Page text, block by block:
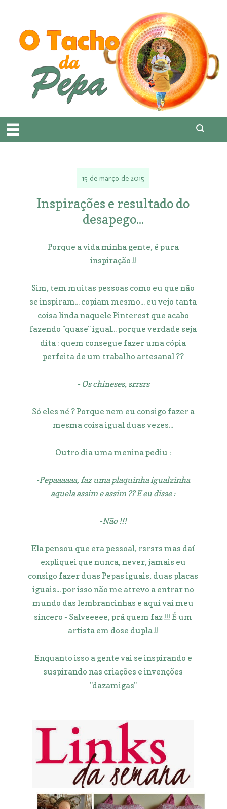
15 de março de 2015
Inspirações e resultado do
desapego...
Porque a vida minha gente, é pura
inspiração !!
Sim, tem muitas pessoas como eu que não
se inspiram... copiam mesmo... eu vejo tanta
coisa linda naquele Pinterest que acabo
fazendo "quase" igual... porque verdade seja
dita : quem consegue fazer uma cópia
perfeita de um trabalho artesanal ??
- Os chineses, srrsrs
Só eles né ? Porque nem eu consigo fazer a
mesma coisa igual duas vezes...
Outro dia uma menina pediu :
-Pepaaaaaa, faz uma plaquinha igualzinha
aquela assim e assim ?? E eu disse :
-Não !!!
Ela pensou que era pessoal, rsrsrs mas daí
expliquei que nunca, never, jamais eu
consigo fazer duas Pepas iguais, duas placas
iguais... por isso não me atrevo a entrar no
mundo das lembrancinhas e aqui vai meu
sincero - Salveeeee, prá quem faz !!! É um
artista em dose dupla !!
Enquanto isso a gente vai se inspirando e
suspirando nas criações e invenções
"dazamigas"